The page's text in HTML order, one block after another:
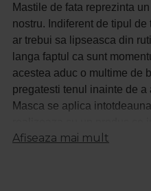
Mastile de fata reprezinta
nostru. Indiferent de tipul
ar trebui sa lipseasca din
langa faptul ca sunt
acestea aduc o multime de
pregatesti tenul inainte de a
Masca se aplica
urmele de impuritati de pe
Afiseaza mai mult